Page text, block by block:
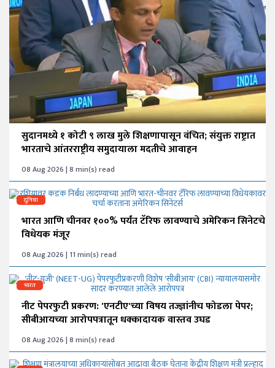
सुदानमध्ये १ कोटी ९ लाख मुले शिक्षणापासून वंचित; संयुक्त राष्ट्रात
भारताचे आंतरराष्ट्रीय समुदायाला मदतीचे आवाहन
08 Aug 2026 | 8 min(s) read
दुनिया
भारत आणि चीनवर १००% पर्यंत टॅरिफ लावण्याचे अमेरिकन सिनेटचे
विधेयक मंजूर
08 Aug 2026 | 11 min(s) read
भारत
नीट पेपरफुटी प्रकरण: 'एनटीए'च्या विषय तज्ज्ञांनीच फोडला पेपर;
सीबीआयच्या आरोपपत्रातून धक्कादायक वास्तव उघड
08 Aug 2026 | 8 min(s) read